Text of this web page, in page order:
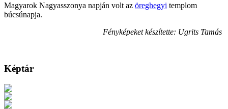
Magyarok Nagyasszonya napján volt az öreghegyi templom
búcsúnapja.
Fényképeket készítette: Ugrits Tamás
Képtár